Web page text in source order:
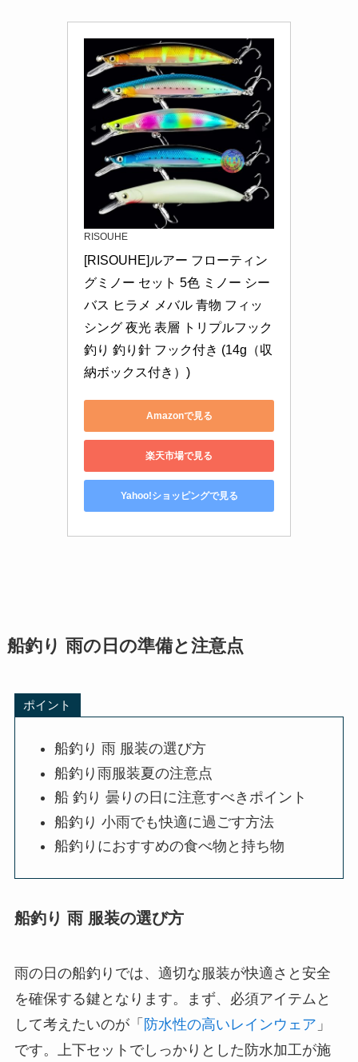
RISOUHE
[RISOUHE]ルアー フローティン
グミノー セット 5色 ミノー シー
バス ヒラメ メバル 青物 フィッ
シング 夜光 表層 トリプルフック
釣り 釣り針 フック付き (14g（収
納ボックス付き）)
Amazonで見る
楽天市場で見る
Yahoo!ショッピングで見る
船釣り 雨の日の準備と注意点
ポイント
船釣り 雨 服装の選び方
船釣り雨服装夏の注意点
船 釣り 曇りの日に注意すべきポイント
船釣り 小雨でも快適に過ごす方法
船釣りにおすすめの食べ物と持ち物
船釣り 雨 服装の選び方
雨の日の船釣りでは、適切な服装が快適さと安全
を確保する鍵となります。まず、必須アイテムと
して考えたいのが「 防水性の高いレインウェア 」
です。上下セットでしっかりとした防水加工が施